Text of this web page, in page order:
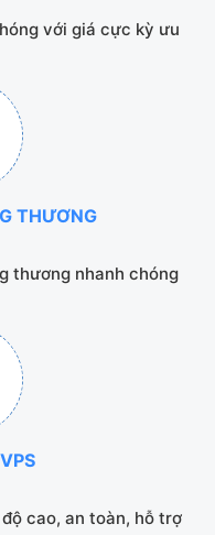
với giá cực kỳ ưu
THƯƠNG
thương nhanh chóng
cao, an toàn, hỗ trợ